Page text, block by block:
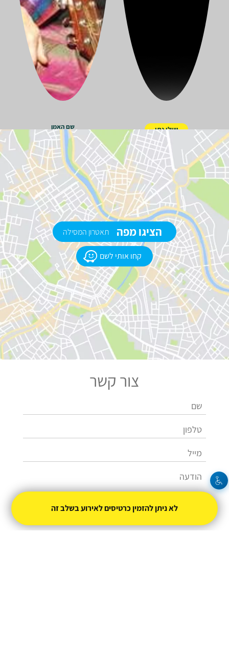
שולי נתן שם האמן
קחו אותי לשם
הציגו מפה תאטרון המסילה
צור קשר
לא ניתן להזמין כרטיסים לאירוע בשלב זה